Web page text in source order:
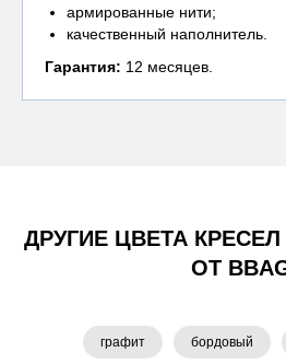
армированные нити;
качественный наполнитель.
Гарантия: 12 месяцев.
ДРУГИЕ ЦВЕТА
ОТ
графит бордовый